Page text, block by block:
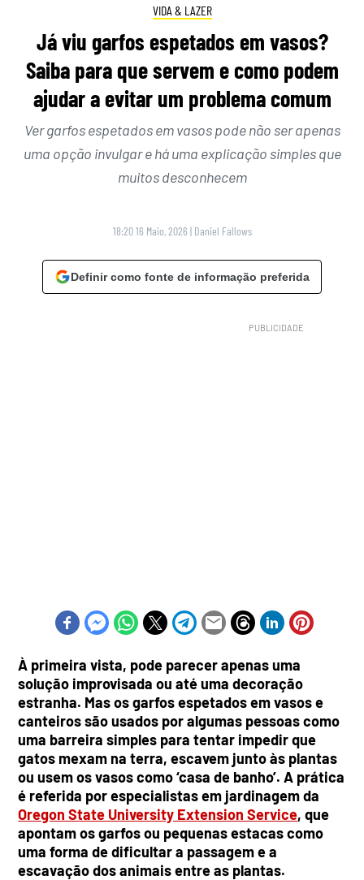
VIDA & LAZER
Já viu garfos espetados em vasos?
Saiba para que servem e como podem
ajudar a evitar um problema comum
Ver garfos espetados em vasos pode não ser apenas
uma opção invulgar e há uma explicação simples que
muitos desconhecem
18:20 16 Maio, 2026 | Daniel Fallows
Definir como fonte de informação preferida
À primeira vista, pode parecer apenas uma
solução improvisada ou até uma decoração
estranha. Mas os garfos espetados em vasos e
canteiros são usados por algumas pessoas como
uma barreira simples para tentar impedir que
gatos mexam na terra, escavem junto às plantas
ou usem os vasos como ‘casa de banho’. A prática
é referida por especialistas em jardinagem da
Oregon State University Extension Service, que
apontam os garfos ou pequenas estacas como
uma forma de dificultar a passagem e a
escavação dos animais entre as plantas.